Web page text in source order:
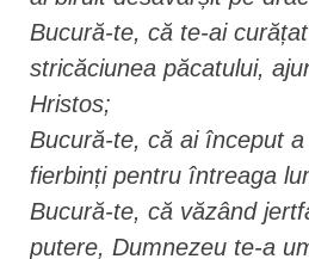
Bucură-te, că te-ai
stricăciunea păcatului,
Hristos;
Bucură-te, că ai început
fierbinți pentru întreaga
Bucură-te, că văzând
putere, Dumnezeu te-a